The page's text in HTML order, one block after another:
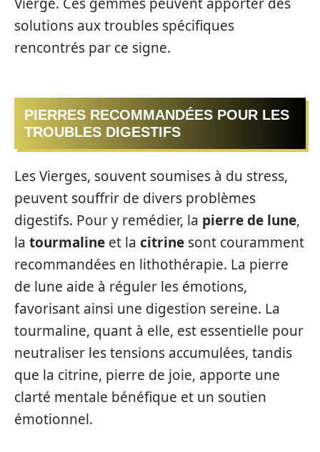
solutions aux troubles spécifiques
rencontrés par ce signe.
PIERRES RECOMMANDÉES POUR LES
TROUBLES DIGESTIFS
Les Vierges, souvent soumises à du stress,
peuvent souffrir de divers problèmes
digestifs. Pour y remédier, la pierre de lune,
la tourmaline et la citrine sont couramment
recommandées en lithothérapie. La pierre
de lune aide à réguler les émotions,
favorisant ainsi une digestion sereine. La
tourmaline, quant à elle, est essentielle pour
neutraliser les tensions accumulées, tandis
que la citrine, pierre de joie, apporte une
clarté mentale bénéfique et un soutien
émotionnel.